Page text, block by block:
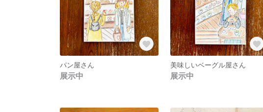
パン屋さん
展示中
美味しいベーグル屋さん
展示中